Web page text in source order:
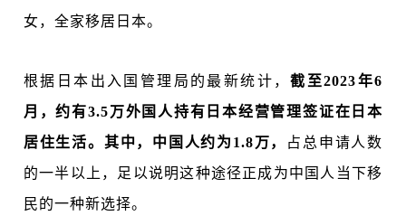
女，全家移居日本。
根据日本出入国管理局的最新统计，截至2023年6
月，约有3.5万外国人持有日本经营管理签证在日本
居住生活。其中，中国人约为1.8万，
占总申请人数
的一半以上，足以说明这种途径正成为中国人当下移
民的一种新选择。